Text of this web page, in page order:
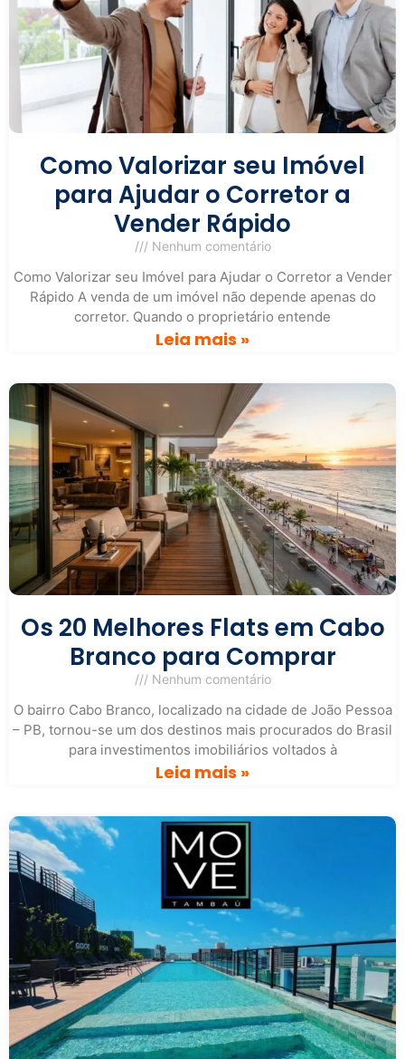
Como Valorizar seu Imóvel
para Ajudar o Corretor a
Vender Rápido
Nenhum comentário
Como Valorizar seu Imóvel para Ajudar o Corretor a Vender
Rápido A venda de um imóvel não depende apenas do
corretor. Quando o proprietário entende
Leia mais »
Os 20 Melhores Flats em Cabo
Branco para Comprar
Nenhum comentário
O bairro Cabo Branco, localizado na cidade de João Pessoa
– PB, tornou-se um dos destinos mais procurados do Brasil
para investimentos imobiliários voltados à
Leia mais »